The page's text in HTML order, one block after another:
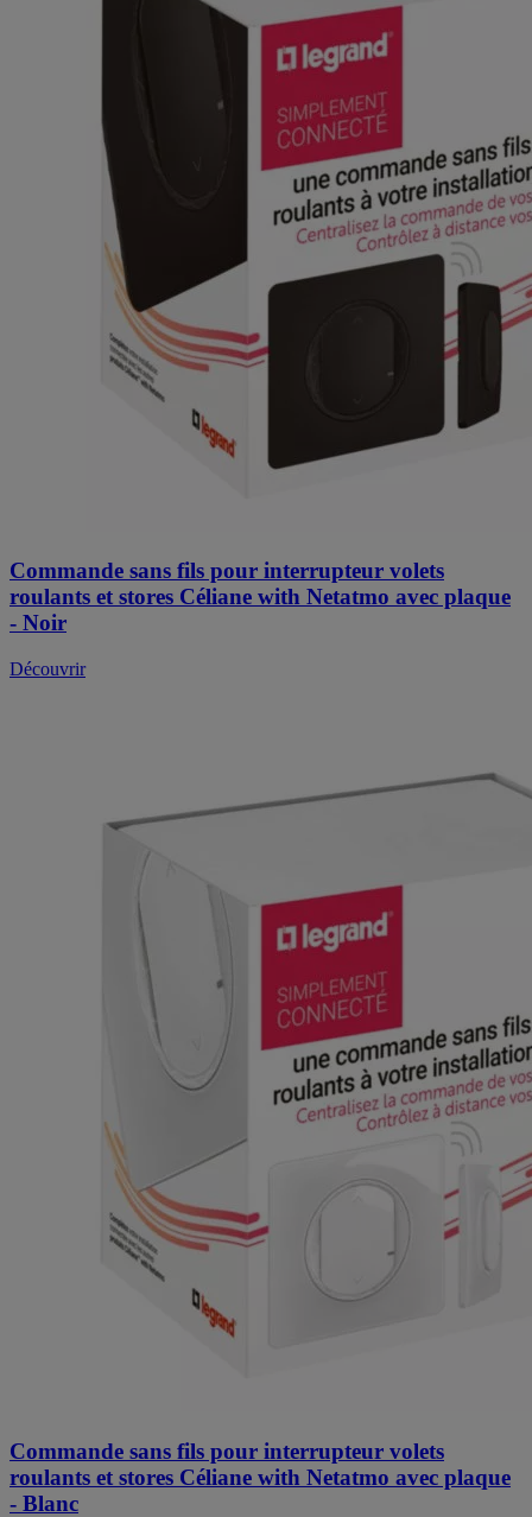
Commande sans fils pour interrupteur volets
roulants et stores Céliane with Netatmo avec plaque
- Noir
Découvrir
Commande sans fils pour interrupteur volets
roulants et stores Céliane with Netatmo avec plaque
- Blanc